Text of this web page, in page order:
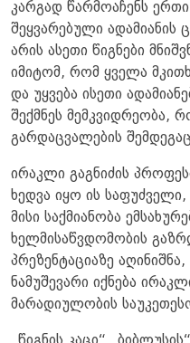
კარგად წარმოაჩენს ერთი
შეყვარებული ადამიანის
არის ასეთი წიგნები
იმიტომ, რომ ყველა
და უყვება ისეთი
შექმნეს მემკვიდრეობა,
გარდაცვალების
ირაკლი გაგნიძის
ხედვა იყო ის
მისი საქმიანობა
ხელმისაწვდომობის
პრეზენტაციაზე
ნამუშევარი იქნება
მარადიულობის